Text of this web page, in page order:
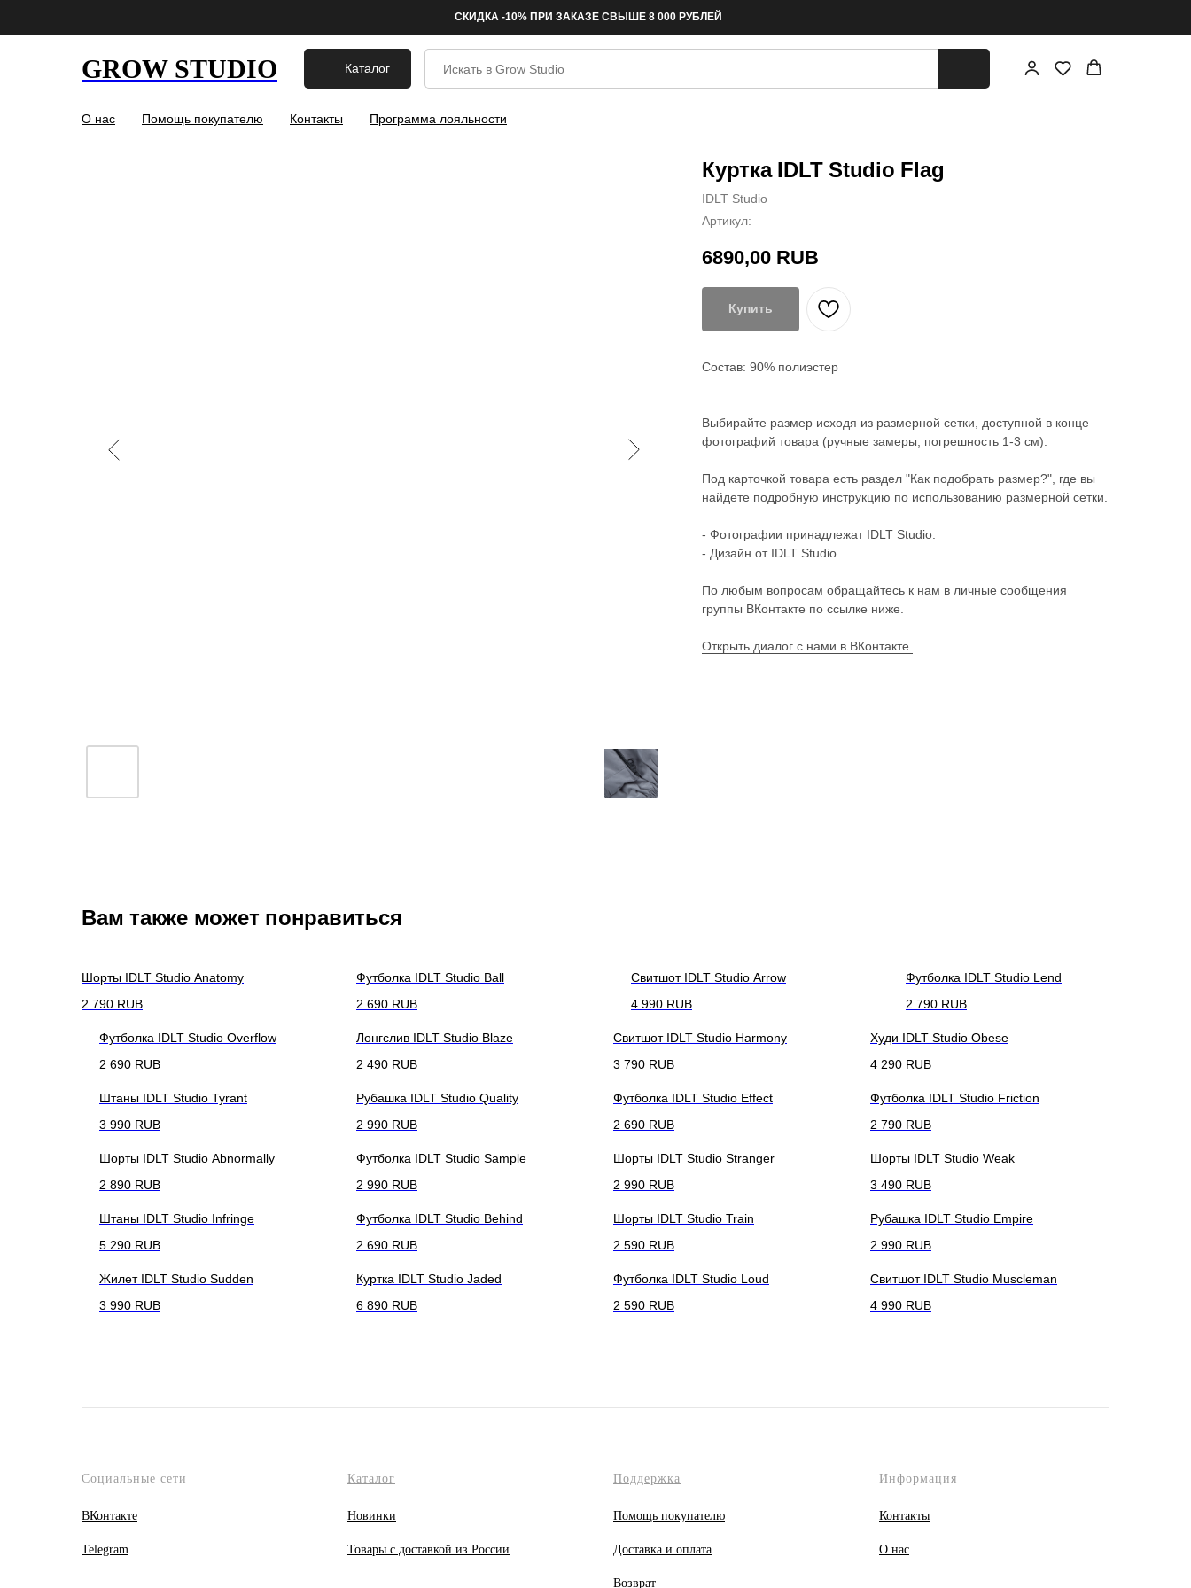
СКИДКА -10% ПРИ ЗАКАЗЕ СВЫШЕ 8 000 РУБЛЕЙ
GROW STUDIO Каталог
О нас Помощь покупателю Контакты Программа лояльности
Куртка IDLT Studio Flag
IDLT Studio
Артикул:
6890,00 RUB
Купить
Состав: 90% полиэстер
Выбирайте размер исходя из размерной сетки, доступной в конце
фотографий товара (ручные замеры, погрешность 1-3 см).
Под карточкой товара есть раздел "Как подобрать размер?", где вы
найдете подробную инструкцию по использованию размерной сетки.
- Фотографии принадлежат IDLT Studio.
- Дизайн от IDLT Studio.
По любым вопросам обращайтесь к нам в личные сообщения
группы ВКонтакте по ссылке ниже.
Открыть диалог с нами в ВКонтакте.
Вам также может понравиться
Шорты IDLT Studio Anatomy
2 790 RUB
Футболка IDLT Studio Ball
2 690 RUB
Свитшот IDLT Studio Arrow
4 990 RUB
Футболка IDLT Studio Lend
2 790 RUB
Футболка IDLT Studio Overflow
2 690 RUB
Лонгслив IDLT Studio Blaze
2 490 RUB
Свитшот IDLT Studio Harmony
3 790 RUB
Худи IDLT Studio Obese
4 290 RUB
Штаны IDLT Studio Tyrant
3 990 RUB
Рубашка IDLT Studio Quality
2 990 RUB
Футболка IDLT Studio Effect
2 690 RUB
Футболка IDLT Studio Friction
2 790 RUB
Шорты IDLT Studio Abnormally
2 890 RUB
Футболка IDLT Studio Sample
2 990 RUB
Шорты IDLT Studio Stranger
2 990 RUB
Шорты IDLT Studio Weak
3 490 RUB
Штаны IDLT Studio Infringe
5 290 RUB
Футболка IDLT Studio Behind
2 690 RUB
Шорты IDLT Studio Train
2 590 RUB
Рубашка IDLT Studio Empire
2 990 RUB
Жилет IDLT Studio Sudden
3 990 RUB
Куртка IDLT Studio Jaded
6 890 RUB
Футболка IDLT Studio Loud
2 590 RUB
Свитшот IDLT Studio Muscleman
4 990 RUB
Социальные сети
ВКонтакте
Telegram
Каталог
Новинки
Товары с доставкой из России
Поддержка
Помощь покупателю
Доставка и оплата
Возврат
Информация
Контакты
О нас